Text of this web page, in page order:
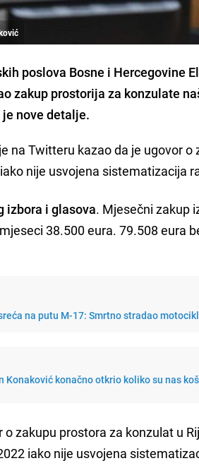
poslova Bosne i Hercegovine
zakup prostorija za konzulate
nove detalje.
je na Twitteru kazao da je ugovor
nije usvojena sistematizacija
izbora i glasova. Mjesečni zakup
38.500 eura. 79.508 eura
na putu M-17: Smrtno stradao
Konaković konačno otkrio koliko su nas
o zakupu prostora za konzulat u
iako nije usvojena